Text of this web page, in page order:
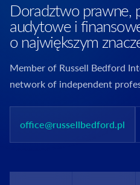
Doradztwo prawne,
audytowe i
o największym
Member of Russell Bedford
network of independent
office@russellbedford.pl